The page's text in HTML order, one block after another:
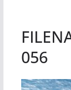
056